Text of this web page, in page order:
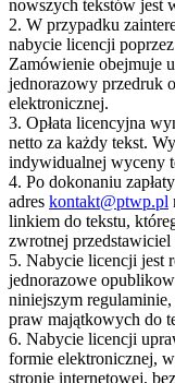
nowszych tekstów jest
2. W przypadku
nabycie licencji
Zamówienie obejmuje
jednorazowy przedruk
elektronicznej.
3. Opłata licencyjna
netto za każdy tekst.
indywidualnej wyceny
4. Po dokonaniu
adres kontakt@ptwp.pl
linkiem do tekstu,
zwrotnej
5. Nabycie licencji jest
jednorazowe
niniejszym
praw majątkowych do
6. Nabycie licencji
formie elektronicznej,
stronie internetowej,